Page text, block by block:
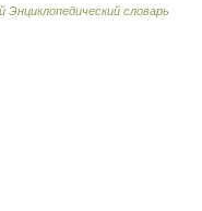
Энциклопедический словарь